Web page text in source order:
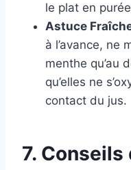
le plat en
Astuce
à l’avance, ne
menthe qu’au
qu’elles ne
contact du jus.
7. Conseils